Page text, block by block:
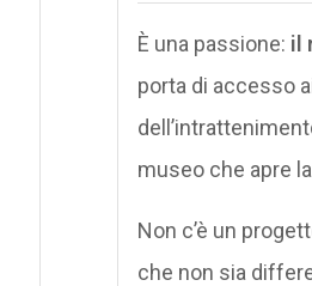
È una passione: il
porta di accesso
museo che apre
Non c’è un
che non sia